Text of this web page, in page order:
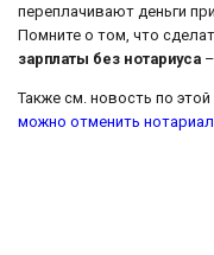
переплачивают деньги
Помните о том, что
зарплаты без нотариуса
Также см. новость по этой
можно отменить